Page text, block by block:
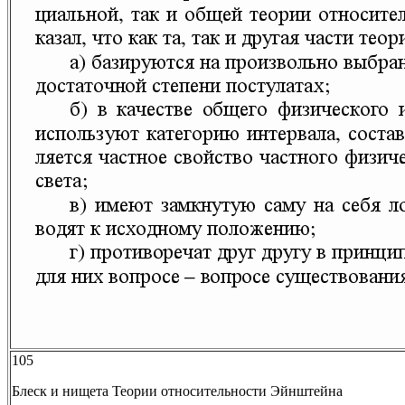
105
Блеск и нищета Теории относительности Эйнштейна